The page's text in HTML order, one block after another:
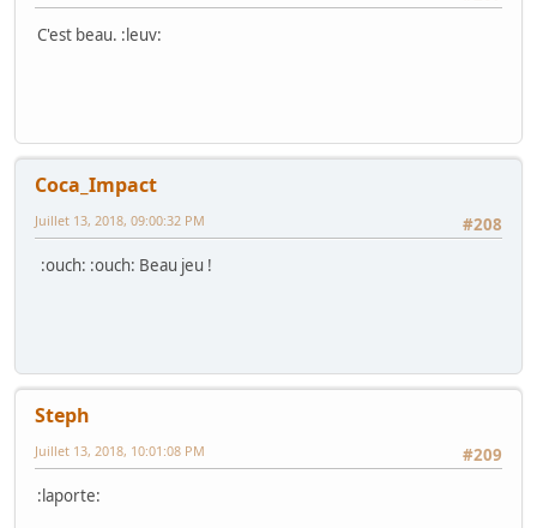
C'est beau. :leuv:
Coca_Impact
#208
Juillet 13, 2018, 09:00:32 PM
:ouch: :ouch: Beau jeu !
Steph
#209
Juillet 13, 2018, 10:01:08 PM
:laporte: